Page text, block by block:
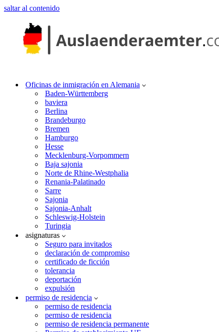
saltar al contenido
Oficinas de inmigración en Alemania
Baden-Württemberg
baviera
Berlina
Brandeburgo
Bremen
Hamburgo
Hesse
Mecklenburg-Vorpommern
Baja sajonia
Norte de Rhine-Westphalia
Renania-Palatinado
Sarre
Sajonia
Sajonia-Anhalt
Schleswig-Holstein
Turingia
asignaturas
Seguro para invitados
declaración de compromiso
certificado de ficción
tolerancia
deportación
expulsión
permiso de residencia
permiso de residencia
permiso de residencia
permiso de residencia permanente